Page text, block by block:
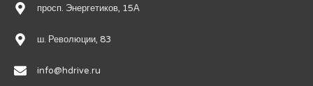
просп. Энергетиков, 15А
ш. Революции, 83
info@hdrive.ru